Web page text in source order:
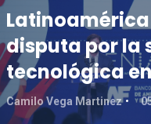
disputa por la
tecnológica
Camilo Vega Martinez